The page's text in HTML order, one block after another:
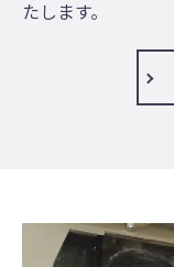
たします。